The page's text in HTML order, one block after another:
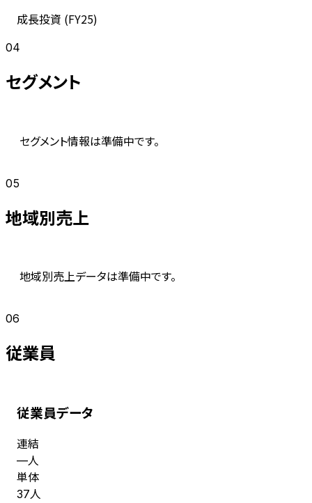
成長投資 (FY25)
04
セグメント
セグメント情報は準備中です。
05
地域別売上
地域別売上データは準備中です。
06
従業員
従業員データ
連結
—人
単体
37人